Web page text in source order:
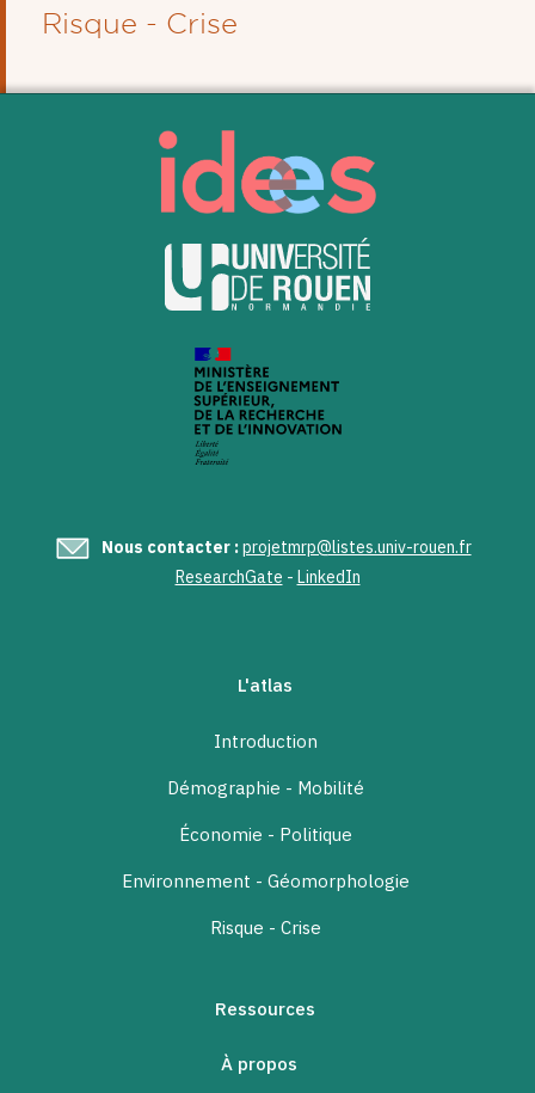
Risque - Crise
Nous contacter :projetmrp@listes.univ-rouen.fr
ResearchGate - LinkedIn
L'atlas
Introduction
Démographie - Mobilité
Économie - Politique
Environnement - Géomorphologie
Risque - Crise
Ressources
À propos